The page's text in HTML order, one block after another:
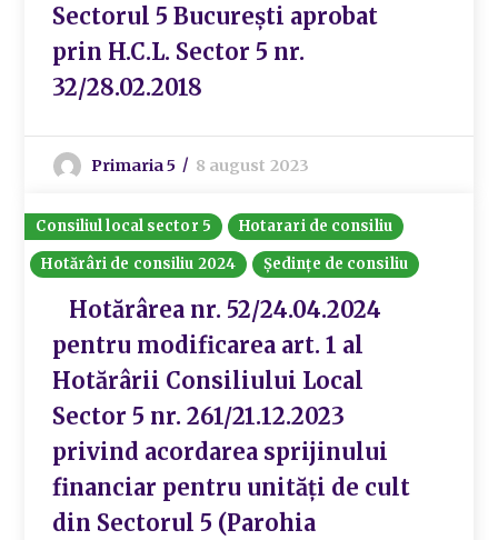
Sectorul 5 București aprobat
prin H.C.L. Sector 5 nr.
32/28.02.2018
Primaria 5 8 august 2023
Consiliul local sector 5
Hotarari de consiliu
Hotărâri de consiliu 2024
Ședințe de consiliu
Hotărârea nr. 52/24.04.2024
pentru modificarea art. 1 al
Hotărârii Consiliului Local
Sector 5 nr. 261/21.12.2023
privind acordarea sprijinului
financiar pentru unități de cult
din Sectorul 5 (Parohia